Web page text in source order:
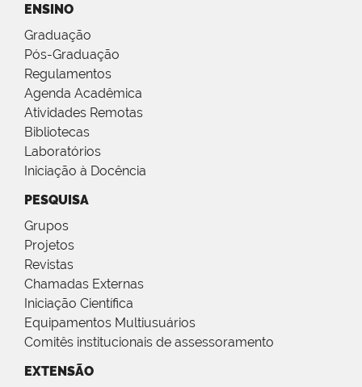
ENSINO
Graduação
Pós-Graduação
Regulamentos
Agenda Acadêmica
Atividades Remotas
Bibliotecas
Laboratórios
Iniciação à Docência
PESQUISA
Grupos
Projetos
Revistas
Chamadas Externas
Iniciação Científica
Equipamentos Multiusuários
Comitês institucionais de assessoramento
EXTENSÃO